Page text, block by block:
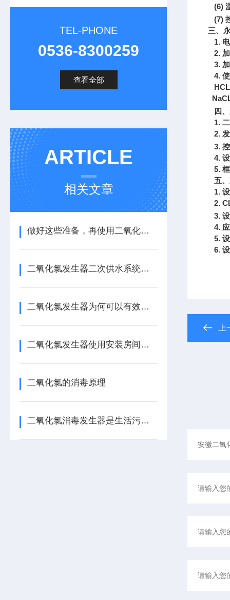
TEL-PHONE
0536-8300259
查看全部
ARTICLE
相关文章
做好这些准备，再使用二氧化氯消毒发生器
二氧化氯发生器二次供水系统工作特点及选择
二氧化氯发生器为何可以有效杀灭病毒细菌？
二氧化氯发生器使用安装房间要求以及原料使用标准
二氧化氯的消毒原理
二氧化氯消毒发生器是生活污水处理的理想选择
(6)
(7)
三、
1.
2.
3.
4.
HCL
四
1.
2.
3.
4.
5.
五
1.
2.
3.
4.
5.
6.